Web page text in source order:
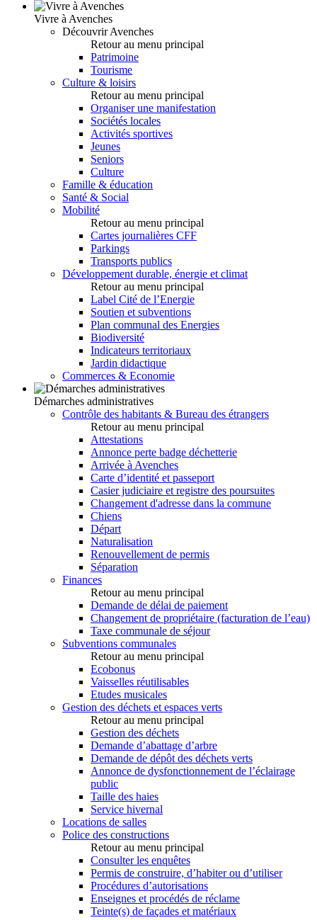
Vivre à Avenches
Découvrir Avenches
Retour au menu principal
Patrimoine
Tourisme
Culture & loisirs
Retour au menu principal
Organiser une manifestation
Sociétés locales
Activités sportives
Jeunes
Seniors
Culture
Famille & éducation
Santé & Social
Mobilité
Retour au menu principal
Cartes journalières CFF
Parkings
Transports publics
Développement durable, énergie et climat
Retour au menu principal
Label Cité de l’Energie
Soutien et subventions
Plan communal des Energies
Biodiversité
Indicateurs territoriaux
Jardin didactique
Commerces & Economie
Démarches administratives
Contrôle des habitants & Bureau des étrangers
Retour au menu principal
Attestations
Annonce perte badge déchetterie
Arrivée à Avenches
Carte d’identité et passeport
Casier judiciaire et registre des poursuites
Changement d'adresse dans la commune
Chiens
Départ
Naturalisation
Renouvellement de permis
Séparation
Finances
Retour au menu principal
Demande de délai de paiement
Changement de propriétaire (facturation de l’eau)
Taxe communale de séjour
Subventions communales
Retour au menu principal
Ecobonus
Vaisselles réutilisables
Etudes musicales
Gestion des déchets et espaces verts
Retour au menu principal
Gestion des déchets
Demande d’abattage d’arbre
Demande de dépôt des déchets verts
Annonce de dysfonctionnement de l’éclairage
public
Taille des haies
Service hivernal
Locations de salles
Police des constructions
Retour au menu principal
Consulter les enquêtes
Permis de construire, d’habiter ou d’utiliser
Procédures d’autorisations
Enseignes et procédés de réclame
Teinte(s) de façades et matériaux